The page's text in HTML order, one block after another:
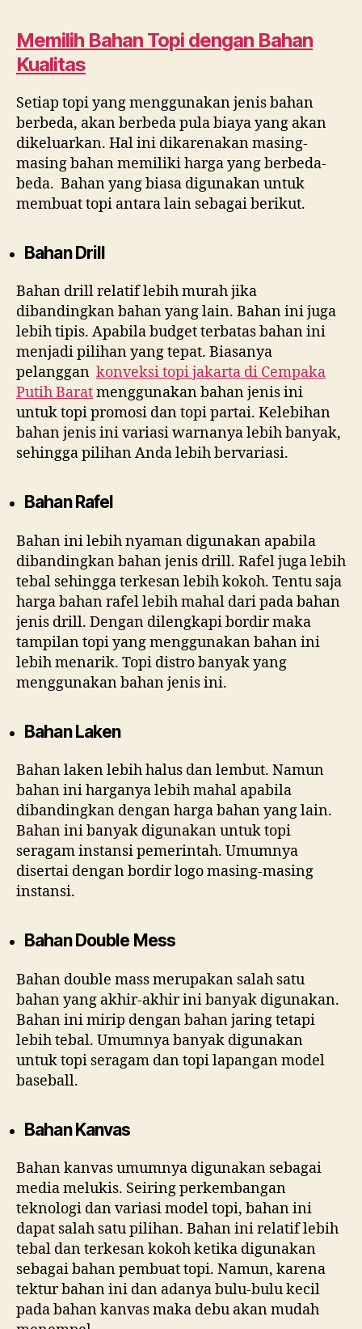
Memilih Bahan Topi dengan Bahan
Kualitas
Setiap topi yang menggunakan jenis bahan
berbeda, akan berbeda pula biaya yang akan
dikeluarkan. Hal ini dikarenakan masing-
masing bahan memiliki harga yang berbeda-
beda. Bahan yang biasa digunakan untuk
membuat topi antara lain sebagai berikut.
Bahan Drill
Bahan drill relatif lebih murah jika
dibandingkan bahan yang lain. Bahan ini juga
lebih tipis. Apabila budget terbatas bahan ini
menjadi pilihan yang tepat. Biasanya
pelanggan konveksi topi jakarta di Cempaka
Putih Baratmenggunakan bahan jenis ini
untuk topi promosi dan topi partai. Kelebihan
bahan jenis ini variasi warnanya lebih banyak,
sehingga pilihan Anda lebih bervariasi.
Bahan Rafel
Bahan ini lebih nyaman digunakan apabila
dibandingkan bahan jenis drill. Rafel juga lebih
tebal sehingga terkesan lebih kokoh. Tentu saja
harga bahan rafel lebih mahal dari pada bahan
jenis drill. Dengan dilengkapi bordir maka
tampilan topi yang menggunakan bahan ini
lebih menarik. Topi distro banyak yang
menggunakan bahan jenis ini.
Bahan Laken
Bahan laken lebih halus dan lembut. Namun
bahan ini harganya lebih mahal apabila
dibandingkan dengan harga bahan yang lain.
Bahan ini banyak digunakan untuk topi
seragam instansi pemerintah. Umumnya
disertai dengan bordir logo masing-masing
instansi.
Bahan Double Mess
Bahan double mass merupakan salah satu
bahan yang akhir-akhir ini banyak digunakan.
Bahan ini mirip dengan bahan jaring tetapi
lebih tebal. Umumnya banyak digunakan
untuk topi seragam dan topi lapangan model
baseball.
Bahan Kanvas
Bahan kanvas umumnya digunakan sebagai
media melukis. Seiring perkembangan
teknologi dan variasi model topi, bahan ini
dapat salah satu pilihan. Bahan ini relatif lebih
tebal dan terkesan kokoh ketika digunakan
sebagai bahan pembuat topi. Namun, karena
tektur bahan ini dan adanya bulu-bulu kecil
pada bahan kanvas maka debu akan mudah